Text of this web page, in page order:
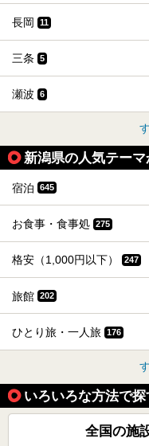
長岡 11
三条 5
瀬波 6
新潟県の人気テー
宿泊 645
お食事・食事処 275
格安（1,000円以下） 247
旅館 202
ひとり旅・一人旅 176
いろいろな方法で探
全国の施